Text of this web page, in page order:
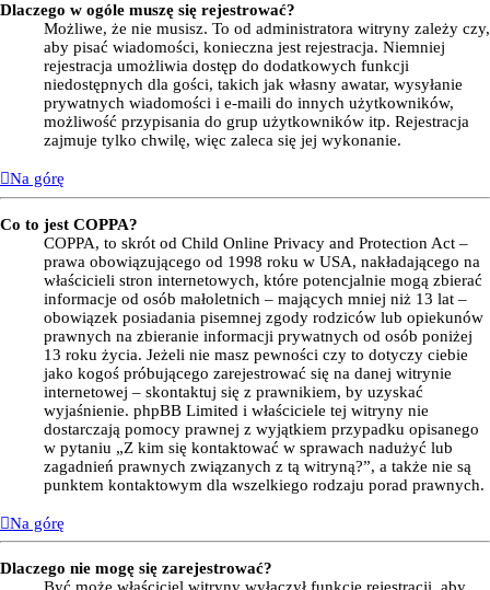
Dlaczego w ogóle muszę się rejestrować?
Możliwe, że nie musisz. To od administratora witryny zależy czy,
aby pisać wiadomości, konieczna jest rejestracja. Niemniej
rejestracja umożliwia dostęp do dodatkowych funkcji
niedostępnych dla gości, takich jak własny awatar, wysyłanie
prywatnych wiadomości i e-maili do innych użytkowników,
możliwość przypisania do grup użytkowników itp. Rejestracja
zajmuje tylko chwilę, więc zaleca się jej wykonanie.
Na górę
Co to jest COPPA?
COPPA, to skrót od Child Online Privacy and Protection Act –
prawa obowiązującego od 1998 roku w USA, nakładającego na
właścicieli stron internetowych, które potencjalnie mogą zbierać
informacje od osób małoletnich – mających mniej niż 13 lat –
obowiązek posiadania pisemnej zgody rodziców lub opiekunów
prawnych na zbieranie informacji prywatnych od osób poniżej
13 roku życia. Jeżeli nie masz pewności czy to dotyczy ciebie
jako kogoś próbującego zarejestrować się na danej witrynie
internetowej – skontaktuj się z prawnikiem, by uzyskać
wyjaśnienie. phpBB Limited i właściciele tej witryny nie
dostarczają pomocy prawnej z wyjątkiem przypadku opisanego
w pytaniu „Z kim się kontaktować w sprawach nadużyć lub
zagadnień prawnych związanych z tą witryną?”, a także nie są
punktem kontaktowym dla wszelkiego rodzaju porad prawnych.
Na górę
Dlaczego nie mogę się zarejestrować?